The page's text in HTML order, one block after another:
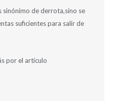
sinónimo de derrota,sino se
suficientes para salir de
por el artículo